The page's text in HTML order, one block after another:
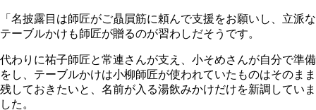
「名披露目は師匠がご贔屓筋に頼んで支援をお願いし、立派な
テーブルかけも師匠が贈るのが習わしだそうです。
代わりに祐子師匠と常連さんが支え、小そめさんが自分で準備
をし、テーブルかけは小柳師匠が使われていたものはそのまま
残しておきたいと、名前が入る湯飲みかけだけを新調していま
した。